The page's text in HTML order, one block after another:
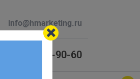
info@hmarketing.ru
+7 (925) 464-90-60